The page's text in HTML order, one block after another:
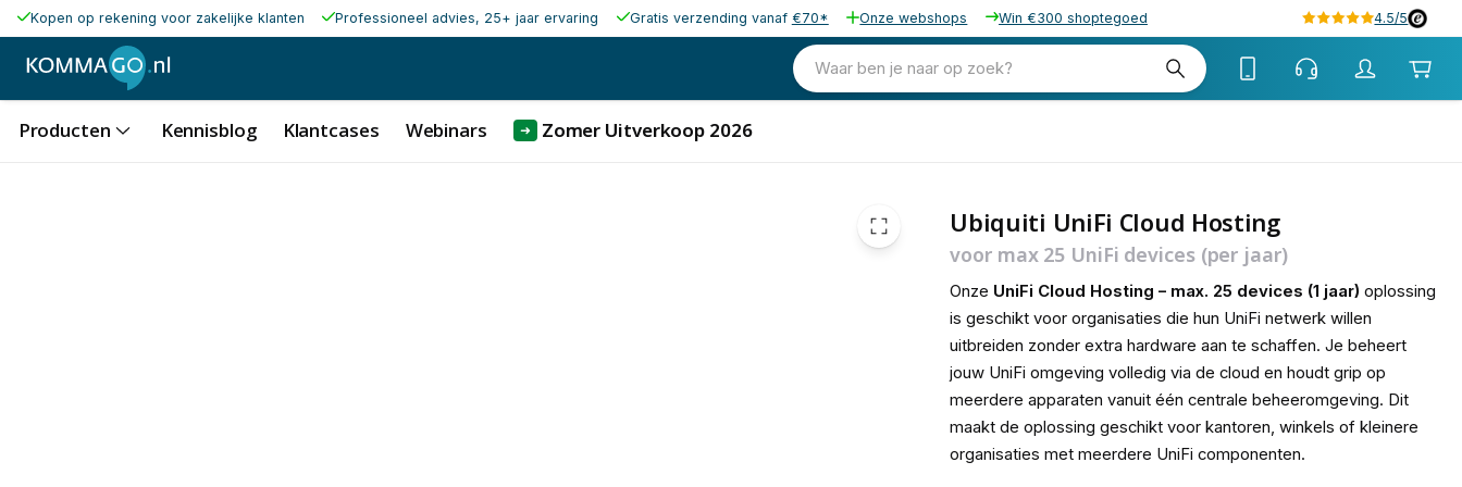
Kopen op rekening voor zakelijke klanten Professioneel advies, 25+ jaar ervaring Gratis verzending vanaf €70* Onze webshops Win €300 shoptegoed 4.5/5
Waar ben je naar op zoek?
Producten Kennisblog Klantcases Webinars ➜ Zomer Uitverkoop 2026
Ubiquiti UniFi Cloud Hosting
voor max 25 UniFi devices (per jaar)
Onze UniFi Cloud Hosting – max. 25 devices (1 jaar) oplossing
is geschikt voor organisaties die hun UniFi netwerk willen
uitbreiden zonder extra hardware aan te schaffen. Je beheert
jouw UniFi omgeving volledig via de cloud en houdt grip op
meerdere apparaten vanuit één centrale beheeromgeving. Dit
maakt de oplossing geschikt voor kantoren, winkels of kleinere
organisaties met meerdere UniFi componenten.
49,00 excl. btw
59,29 incl. btw